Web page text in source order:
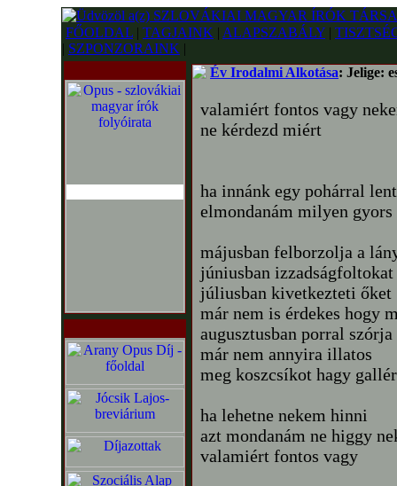
FŐOLDAL | TAGJAINK | ALAPSZABÁLY |
| SZPONZORAINK |
Év Irodalmi Alkotása: Jelige:
valamiért fontos vagy
ne kérdezd miért
ha innánk egy pohárral
elmondanám milyen gyors
májusban felborzolja a
júniusban
júliusban kivetkezteti őket
már nem is érdekes hogy
augusztusban porral
már nem annyira illatos
meg koszcsíkot hagy
ha lehetne nekem hinni
azt mondanám ne higgy
valamiért fontos vagy